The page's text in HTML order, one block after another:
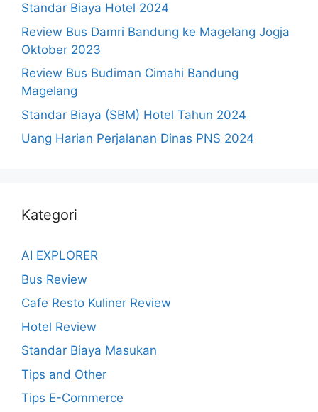
Standar Biaya Hotel 2024
Review Bus Damri Bandung ke Magelang Jogja
Oktober 2023
Review Bus Budiman Cimahi Bandung
Magelang
Standar Biaya (SBM) Hotel Tahun 2024
Uang Harian Perjalanan Dinas PNS 2024
Kategori
AI EXPLORER
Bus Review
Cafe Resto Kuliner Review
Hotel Review
Standar Biaya Masukan
Tips and Other
Tips E-Commerce